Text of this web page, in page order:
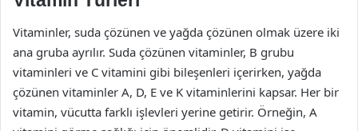
Vitaminler, suda çözünen ve yağda çözünen olmak üzere iki
ana gruba ayrılır. Suda çözünen vitaminler, B grubu
vitaminleri ve C vitamini gibi bileşenleri içerirken, yağda
çözünen vitaminler A, D, E ve K vitaminlerini kapsar. Her bir
vitamin, vücutta farklı işlevleri yerine getirir. Örneğin, A